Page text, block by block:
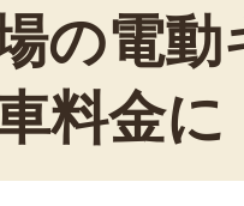
の電
料金に